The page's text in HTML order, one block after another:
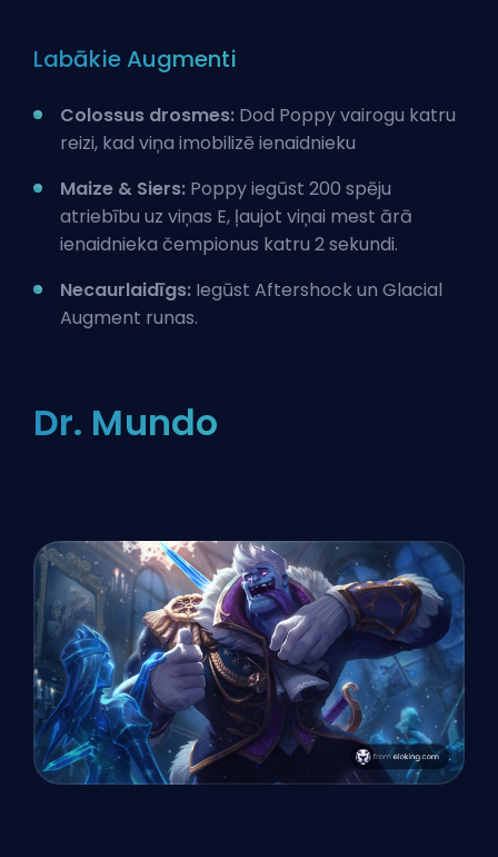
Labākie Augmenti
Colossus drosmes: Dod Poppy vairogu katru
reizi, kad viņa imobilizē ienaidnieku
Maize & Siers: Poppy iegūst 200 spēju
atriebību uz viņas E, ļaujot viņai mest ārā
ienaidnieka čempionus katru 2 sekundi.
Necaurlaidīgs: Iegūst Aftershock un Glacial
Augment runas.
Dr. Mundo